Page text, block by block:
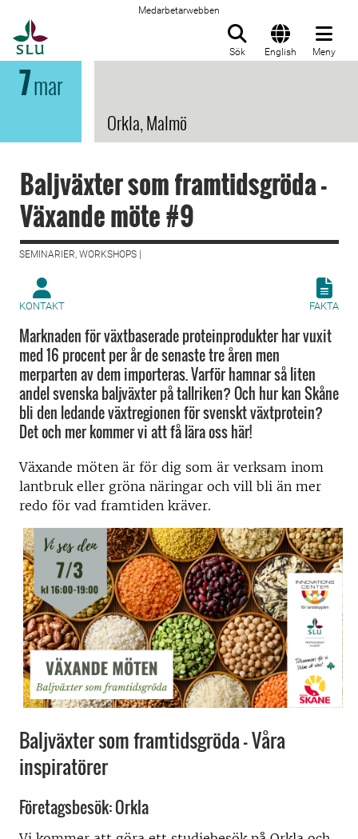
Medarbetarwebben
Sök English Meny
7mar
Orkla, Malmö
Baljväxter som framtidsgröda -
Växande möte #9
SEMINARIER, WORKSHOPS |
KONTAKT FAKTA
Marknaden för växtbaserade proteinprodukter har vuxit
med 16 procent per år de senaste tre åren men
merparten av dem importeras. Varför hamnar så liten
andel svenska baljväxter på tallriken? Och hur kan Skåne
bli den ledande växtregionen för svenskt växtprotein?
Det och mer kommer vi att få lära oss här!
Växande möten är för dig som är verksam inom
lantbruk eller gröna näringar och vill bli än mer
redo för vad framtiden kräver.
Baljväxter som framtidsgröda – Våra
inspiratörer
Företagsbesök: Orkla